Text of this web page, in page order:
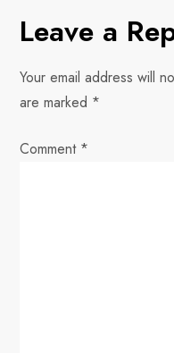
a
v
Leave a
Your email address will
are marked *
Comment *